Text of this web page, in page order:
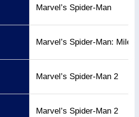
Marvel’s Spider-Man
Marvel’s Spider-Man: Miles
Marvel’s Spider-Man 2
Marvel’s Spider-Man 2